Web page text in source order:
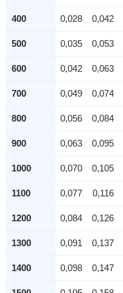
400 0,028 0,042
500 0,035 0,053
600 0,042 0,063
700 0,049 0,074
800 0,056 0,084
900 0,063 0,095
1000 0,070 0,105
1100 0,077 0,116
1200 0,084 0,126
1300 0,091 0,137
1400 0,098 0,147